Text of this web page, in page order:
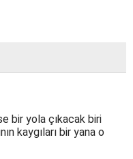
bir yola çıkacak biri
kaygıları bir yana o